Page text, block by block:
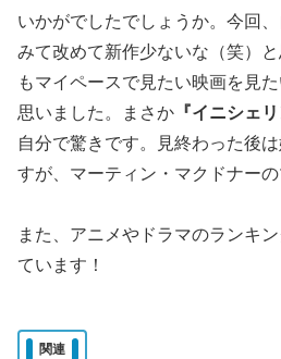
いかがでしたでしょうか。今回
みて改めて新作少ないな（笑）
もマイペースで見たい映画を見
思いました。まさか 『イニシェ
自分で驚きです。見終わった後
すが、マーティン・マクドナーの
また、アニメやドラマのランキ
ています！
関連